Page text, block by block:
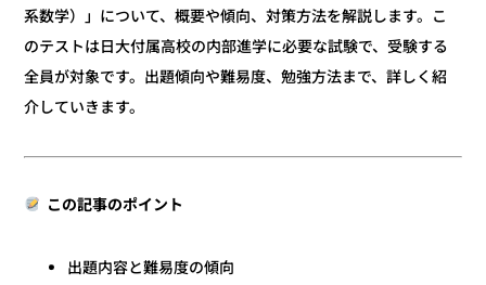
系数学）」について、概要や傾向、対策方法を解説します。こ
のテストは日大付属高校の内部進学に必要な試験で、受験する
全員が対象です。出題傾向や難易度、勉強方法まで、詳しく紹
介していきます。
この記事のポイント
出題内容と難易度の傾向